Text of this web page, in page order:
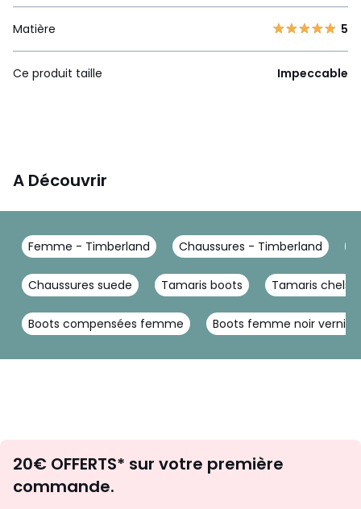
Matière 5
Ce produit taille Impeccable
A Découvrir
Femme - Timberland Chaussures - Timberland
Chaussures suede Tamaris boots Tamaris
Boots compensées femme Boots femme noir vernis
d'inspirations
20€ OFFERTS* sur votre première
commande.